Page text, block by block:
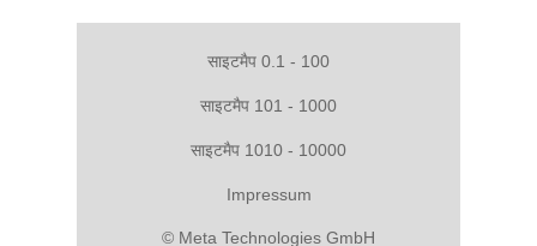
साइटमैप 0.1 - 100
साइटमैप 101 - 1000
साइटमैप 1010 - 10000
Impressum
© Meta Technologies GmbH